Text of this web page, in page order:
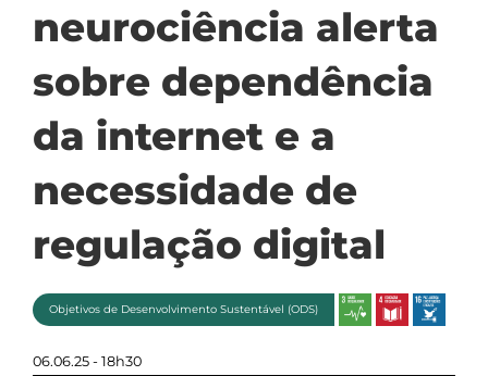
neurociência alerta
sobre dependência
da internet e a
necessidade de
regulação digital
Objetivos de Desenvolvimento Sustentável (ODS)
06.06.25 - 18h30